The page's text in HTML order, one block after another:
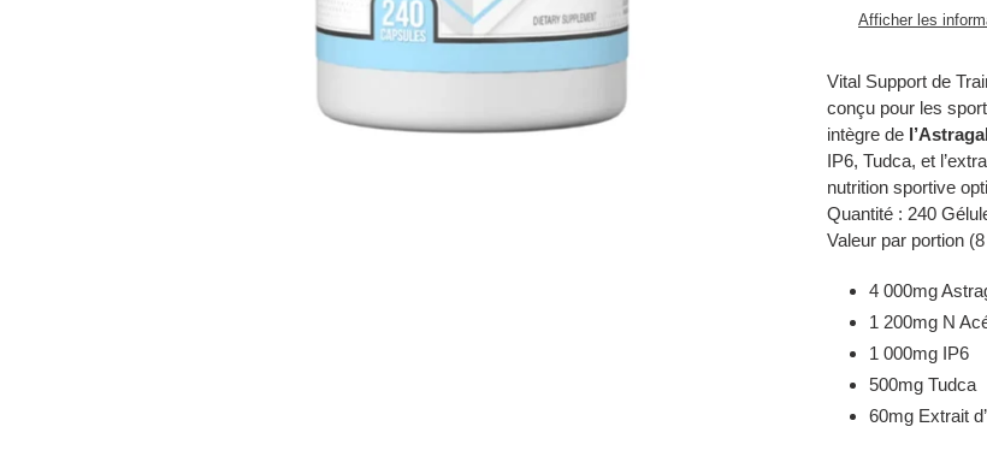
produit
panier
Afficher les
Vital Support de
conçu pour les
intègre de
IP6, Tudca, et
nutrition sportive
Quantité : 240
Valeur par portion
4 000mg
1 200mg N
1 000mg IP6
500mg Tudca
60mg Extrait